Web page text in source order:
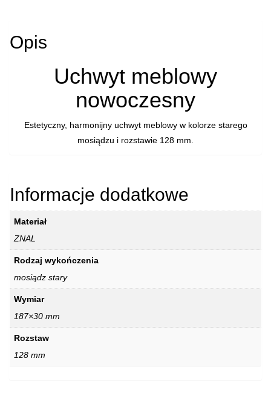
Opis
Uchwyt meblowy
nowoczesny
Estetyczny, harmonijny uchwyt meblowy w kolorze starego
mosiądzu i rozstawie 128 mm.
Informacje dodatkowe
Materiał
ZNAL
Rodzaj wykończenia
mosiądz stary
Wymiar
187×30 mm
Rozstaw
128 mm